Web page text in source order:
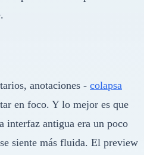
anotaciones - colapsa
en foco. Y lo mejor es que
interfaz antigua era un poco
siente más fluida. El preview